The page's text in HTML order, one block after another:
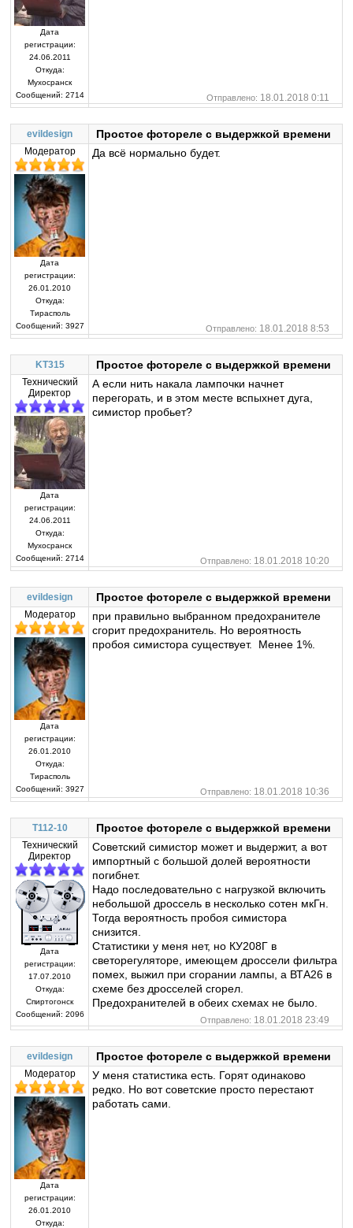
Дата
регистрации:
24.06.2011
Откуда:
Мухосранск
Сообщений: 2714 Отправлено: 18.01.2018 0:11
evildesign Простое фотореле с выдержкой времени
Модератор
Дата
регистрации:
26.01.2010
Откуда:
Тирасполь
Сообщений: 3927
Да всё нормально будет.
Отправлено: 18.01.2018 8:53
KT315 Простое фотореле с выдержкой времени
Технический
Директор
Дата
регистрации:
24.06.2011
Откуда:
Мухосранск
Сообщений: 2714
А если нить накала лампочки начнет
перегорать, и в этом месте вспыхнет дуга,
симистор пробьет?
Отправлено: 18.01.2018 10:20
evildesign Простое фотореле с выдержкой времени
Модератор
Дата
регистрации:
26.01.2010
Откуда:
Тирасполь
Сообщений: 3927
при правильно выбранном предохранителе
сгорит предохранитель. Но вероятность
пробоя симистора существует. Менее 1%.
Отправлено: 18.01.2018 10:36
T112-10 Простое фотореле с выдержкой времени
Технический
Директор
Дата
регистрации:
17.07.2010
Откуда:
Спиртогонск
Сообщений: 2096
Советский симистор может и выдержит, а вот
импортный с большой долей вероятности
погибнет.
Надо последовательно с нагрузкой включить
небольшой дроссель в несколько сотен мкГн.
Тогда вероятность пробоя симистора
снизится.
Статистики у меня нет, но КУ208Г в
светорегуляторе, имеющем дроссели фильтра
помех, выжил при сгорании лампы, а ВТА26 в
схеме без дросселей сгорел.
Предохранителей в обеих схемах не было.
Отправлено: 18.01.2018 23:49
evildesign Простое фотореле с выдержкой времени
Модератор
Дата
регистрации:
26.01.2010
Откуда:
У меня статистика есть. Горят одинаково
редко. Но вот советские просто перестают
работать сами.